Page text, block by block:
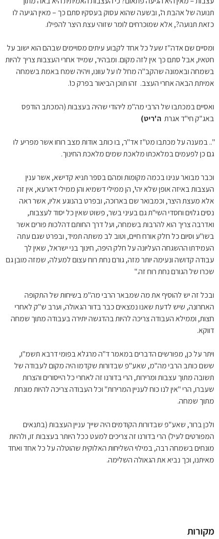
תנועה של אהבת ה', ובשעה שהוא עסוק בעסקיו סתם כך – מאין הגיעה לו
כזאת תנועה?, אלא שמוכרחים לומר שזוהי עצת היצר להפילו.
ומסיים שם אדה"ז שעל כל אחד לקבוע עיתים מסויימים שבהם הוא ישוב על
חטאיו, אבל סתם כך אין לזה מקום. ומבהיר, שמייד אחרי העצבות צריך להיות
בשמחה ובאמונה שהקב"ה מחל לו על עוונו, ויהיה שמח באמת בשמחה
אמיתת הבאה אחרי העצב. זהו תוכן הביאור בפרק כו'.
ואסיים במכתבו של הרבי מה"מ ליהודי שהיה בעצבות (המכתב הודפס
באג"ק חי"ד אגרת ה'ריט)
".. במענה על מכתבו מט"ז אד"ר, בו כותב אודות מצב רוחו אשר מפריע לו
גם כן לפעמים במלאכתו מלאכת שמים מלאכת החינוך.
וכבר מבואר ענינו בכמה מקומות ומהם בספר תניא קדישא, אשר ענין
העצבות באיזה אופן שלא יהי', הן ממילי דשמיא והן ממילי דארעא, אין זה
אלא מעצת היצר, וכמבואר שם בארוכה, ובפרט בהנוגע אליו, אשר ראה
נסים גלוים וחסדי השי"ת גם בעיני בשר, פשוט שאין כל יסוד לעצבות,
ואדרבה צריך הוא להרבות בשמחה, ועל דרך החותם דהלכות פורים אשר
בשו"ע וסיום כל חלק אורח חיים, וטוב לב משתה תמיד, ובפרט שגם עתה
העמידתו ההשגחה העליונה על חלק היפה, חינוך בני ישראל, שאין לך
עבודה קדושה ונעימה יותר מזה, גורם נחת רוח עצום למעלה, שמזה מובן גם
שכרו של הגורם נחת רוח זה."
ובכל זה יש להוסיף את מה שמבאר הרבי מה"מ בשיחות של התקופה
האחרונה, שיש לדעת שאנו נמצאים כבר בדור הגאולה, וערב ש"ק לאחרי
חצות, וממילא העבודה צריכה להיות בהדגשה יתירה בעבודה מתוך שמחה
דווקא.
ויתר על כן, מפורשים הדברים במאמר ד"ה מרגלא בפומי דרבא תשמ"ו,
ששם כותב הרבי מה"מ, שאע"פ שבדורות שקדמו היה מקום לעבודה של
תשובה מתוך עצבות ומרירות, הרי בדורנו זה לאחרי כל הייסורים והצרות
שעברו, הרי "אין לנו כוח לעניין המרירות" וכל העבודה צריכה להיות מונחת
מתוך שמחה.
ולכן ברור, שאע"פ שבדורות הקודמים היה שייך עניין העצבות (בתנאים
המפורטים לעיל) הרי בדורנו זה צריכים למעט ככל היותר בעצבות זו, ולהיות
מונחים בשמחה רבה, במילוי השליחות האלוקית שהוטלה על כל אחד ואחד
מאיתנו, וכך נביא את הגאולה השלימה.
מקורות